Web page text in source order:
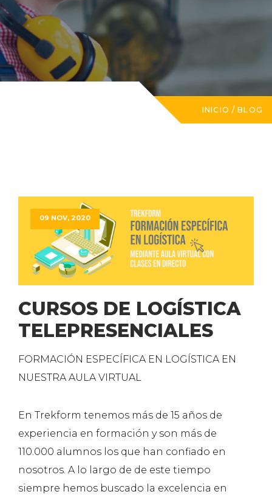
INICIO / BLOG
09 NOV, 2020
CURSOS DE LOGÍSTICA
TELEPRESENCIALES
FORMACIÓN ESPECÍFICA EN LOGÍSTICA EN
NUESTRA AULA VIRTUAL
En Trekform tenemos más de 15 años de
experiencia en formación y son más de
110.000 alumnos los que han confiado en
nosotros. A lo largo de de este tiempo
siempre hemos buscado la excelencia en